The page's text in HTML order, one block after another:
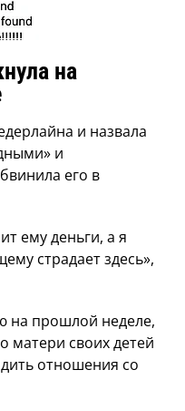
на
и назвала
и
его в
ему деньги, а я
страдает здесь»,
на прошлой неделе,
матери своих детей
отношения со